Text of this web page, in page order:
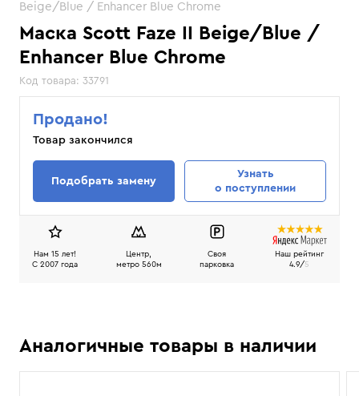
Маска Scott Faze II Beige/Blue /
Enhancer Blue Chrome
Код товара: 33791
Beige/Blue / Enhancer Blue Chrome
Продано!
Товар закончился
Подобрать замену
Узнать
о поступлении
Нам 15 лет!
C 2007 года
Центр,
метро 560м
Своя
парковка
Наш рейтинг
4.9/5
Аналогичные товары в наличии